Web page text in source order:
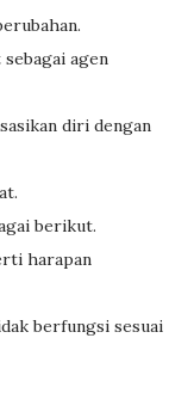
agen
diri dengan
berikut.
harapan
berfungsi sesuai